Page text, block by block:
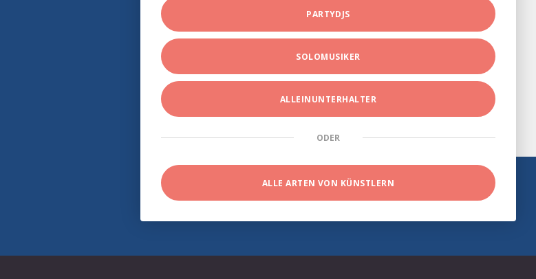
PARTYDJS
SOLOMUSIKER
ALLEINUNTERHALTER
ODER
ALLE ARTEN VON KÜNSTLERN